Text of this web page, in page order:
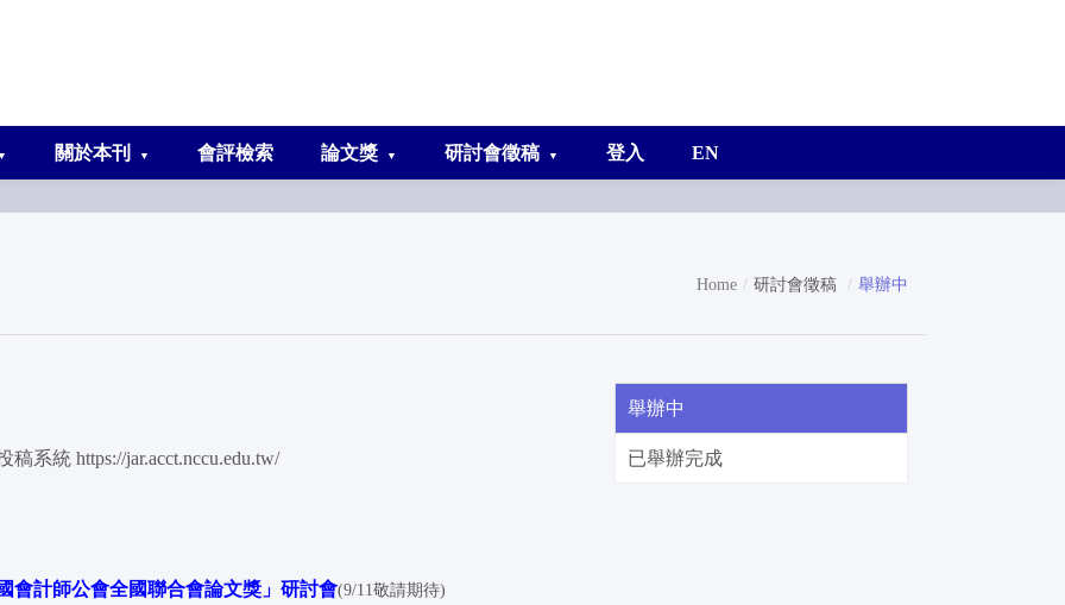
關於本刊 會評檢索 論文獎 研討會徵稿 登入 EN
Home 研討會徵稿 舉辦中
稿系統 https://jar.acct.nccu.edu.tw/
會計師公會全國聯合會論文獎 」 研討會(9/11敬請期待)
舉辦中
已舉辦完成